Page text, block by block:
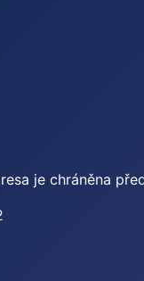
je chráněna